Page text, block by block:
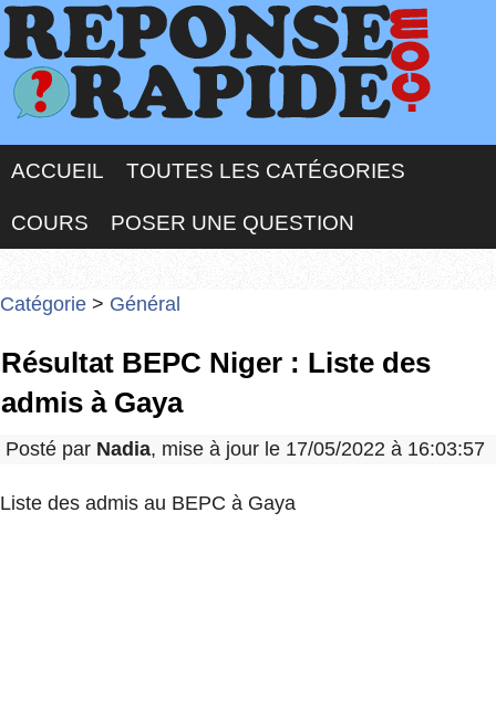
ACCUEIL TOUTES LES CATÉGORIES
COURS POSER UNE QUESTION
Catégorie > Général
Résultat BEPC Niger : Liste des
admis à Gaya
Posté par Nadia, mise à jour le 17/05/2022 à 16:03:57
Liste des admis au BEPC à Gaya